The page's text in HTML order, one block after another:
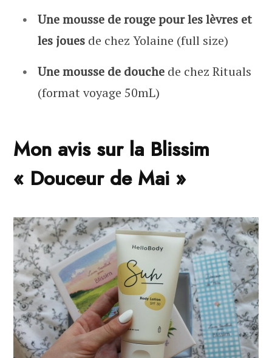
Une mousse de rougepour les lèvres et
les joues de chez Yolaine (full size)
Une mousse de douche de chez Rituals
(format voyage 50mL)
Mon avis sur la Blissim
« Douceur de Mai »